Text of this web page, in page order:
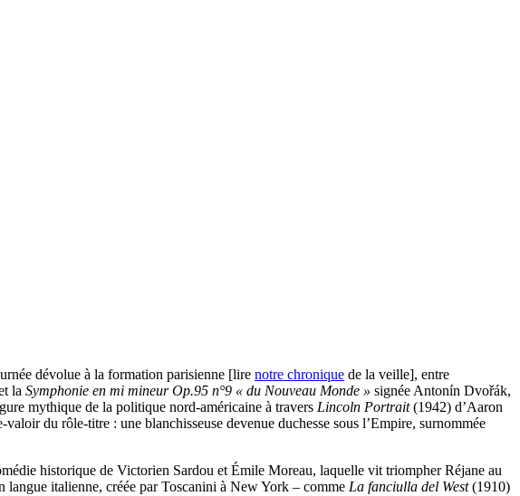
dévolue à la formation parisienne [lire notre chronique de la veille], entre
la Symphonie en mi mineur Op.95 n°9 « du Nouveau Monde » signée Antonín Dvořák,
mythique de la politique nord-américaine à travers Lincoln Portrait(1942) d’Aaron
du rôle-titre : une blanchisseuse devenue duchesse sous l’Empire, surnommée
historique de Victorien Sardou et Émile Moreau, laquelle vit triompher Réjane au
langue italienne, créée par Toscanini à New York – comme La fanciulla del West(1910)